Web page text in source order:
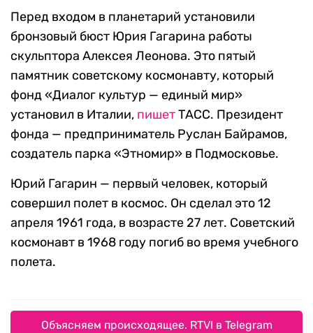
Перед входом в планетарий установили
бронзовый бюст Юрия Гагарина работы
скульптора Алексея Леонова. Это пятый
памятник советскому космонавту, который
фонд «Диалог культур — единый мир»
установил в Италии, пишетТАСС. Президент
фонда — предприниматель Руслан Байрамов,
создатель парка «Этномир» в Подмосковье.
Юрий Гагарин — первый человек, который
совершил полет в космос. Он сделал это 12
апреля 1961 года, в возрасте 27 лет. Советский
космонавт в 1968 году погиб во время учебного
полета.
Объясняем происходящее. RTVI в Telegram